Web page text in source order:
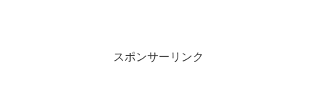
スポンサーリンク